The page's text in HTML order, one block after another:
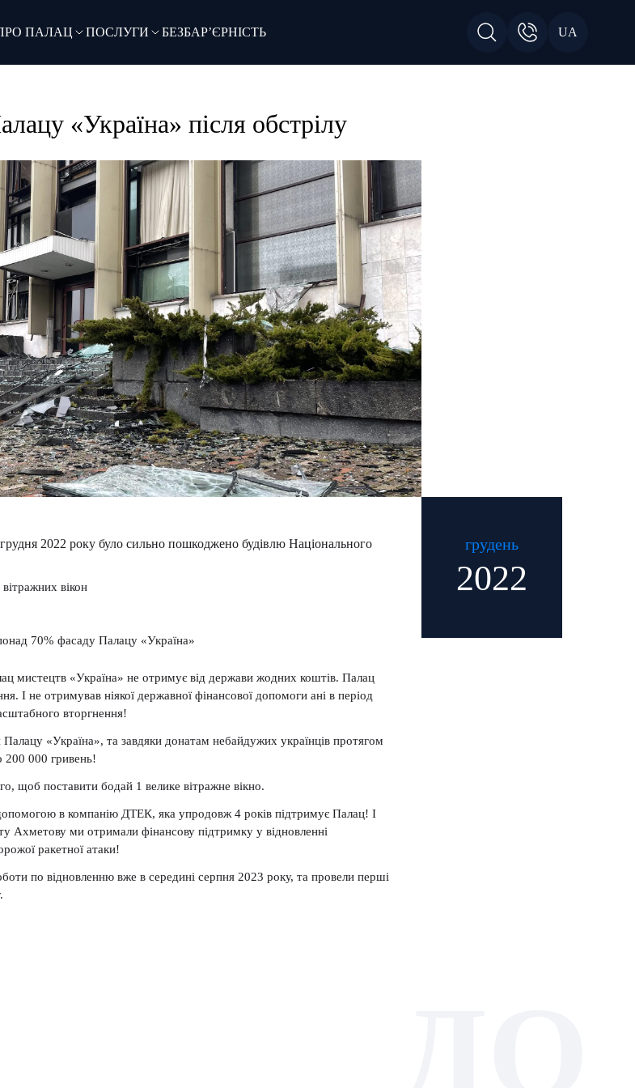
ПАЛАЦ ПОСЛУГИ БЕЗБАР’ЄРНІСТЬ UA
«Україна» після обстрілу
грудень
2022
грудня 2022 року було сильно пошкоджено будівлю Національного
вікон
70% фасаду Палацу «Україна»
мистецтв «Україна» не отримує від держави жодних коштів. Палац
І не отримував ніякої державної фінансової допомоги ані в період
вторгнення!
«Україна», та завдяки донатам небайдужих українців протягом
200 000 гривень!
щоб поставити бодай 1 велике вітражне вікно.
в компанію ДТЕК, яка упродовж 4 років підтримує Палац! І
Ахметову ми отримали фінансову підтримку у відновленні
ракетної атаки!
по відновленню вже в середині серпня 2023 року, та провели перші